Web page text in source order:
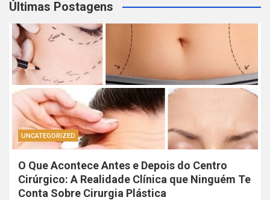
Últimas Postagens
UNCATEGORIZED
O Que Acontece Antes e Depois do Centro
Cirúrgico: A Realidade Clínica que Ninguém Te
Conta Sobre Cirurgia Plástica